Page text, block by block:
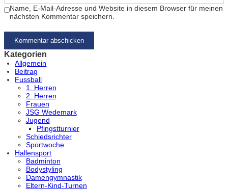
Name, E-Mail-Adresse und Website in diesem Browser für meinen
nächsten Kommentar speichern.
Kategorien
Allgemein
Beitrag
Fussball
1. Herren
2. Herren
Frauen
JSG Wedemark
Jugend
Pfingstturnier
Schiedsrichter
Sportwoche
Hallensport
Badminton
Bodystyling
Damengymnastik
Eltern-Kind-Turnen